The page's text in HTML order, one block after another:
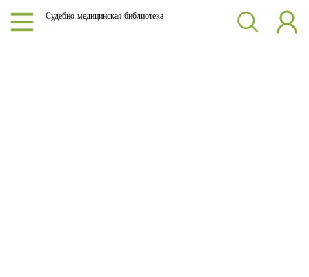
Судебно-медицинская библиотека